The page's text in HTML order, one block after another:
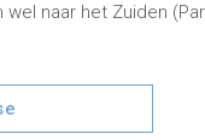
naar het Zuiden